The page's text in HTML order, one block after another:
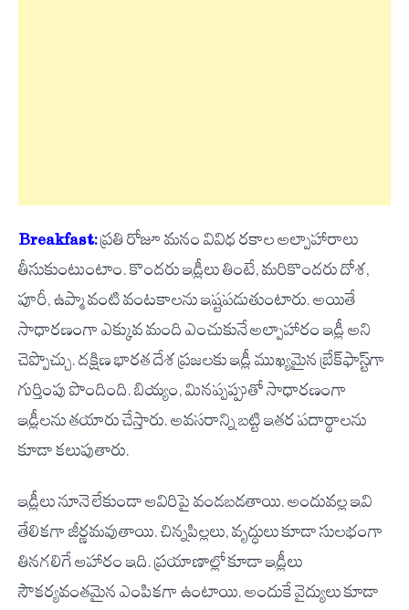
Breakfast:ప్రతి రోజూ మనం వివిధ రకాల అల్పాహారాలు
తీసుకుంటుంటాం. కొందరు ఇడ్లీలు తింటే, మరికొందరు దోశ,
పూరీ, ఉప్మా వంటి వంటకాలను ఇష్టపడుతుంటారు. అయితే
సాధారణంగా ఎక్కువ మంది ఎంచుకునే అల్పాహారం ఇడ్లీ అని
చెప్పొచ్చు. దక్షిణ భారత దేశ ప్రజలకు ఇడ్లీ ముఖ్యమైన బ్రేక్‌ఫాస్ట్‌గా
గుర్తింపు పొందింది. బియ్యం, మినప్పప్పుతో సాధారణంగా
ఇడ్లీలను తయారు చేస్తారు. అవసరాన్ని బట్టి ఇతర పదార్థాలను
కూడా కలుపుతారు.
ఇడ్లీలు నూనె లేకుండా ఆవిరిపై వండబడతాయి. అందువల్ల ఇవి
తేలికగా జీర్ణమవుతాయి. చిన్నపిల్లలు, వృద్ధులు కూడా సులభంగా
తినగలిగే ఆహారం ఇది. ప్రయాణాల్లో కూడా ఇడ్లీలు
సౌకర్యవంతమైన ఎంపికగా ఉంటాయి. అందుకే వైద్యులు కూడా